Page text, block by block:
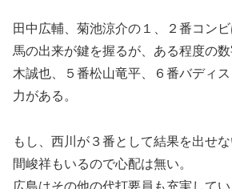
田中広輔、菊池涼介の１、２番コン
馬の出来が鍵を握るが、ある程度の
木誠也、５番松山竜平、６番バディ
力がある。
もし、西川が３番として結果を出せ
間峻祥もいるので心配は無い。
広島はその他の代打要員も充実して